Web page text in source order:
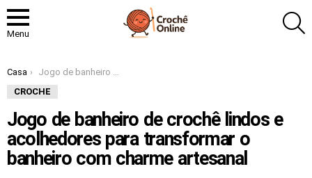
Menu
Você está aqui:
Casa
Jogo de banheiro de crochê lindos e acolhedores para transformar o banheiro com charme artesanal
CROCHE
Jogo de banheiro de crochê lindos e
acolhedores para transformar o
banheiro com charme artesanal